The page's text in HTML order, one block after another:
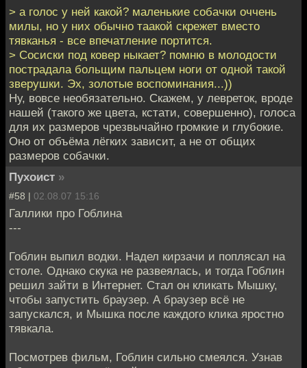
> а голос у ней какой? маленькие собачки оччень
милы, но у них обычно таакой скрежет вместо
тявканья - все впечатление портится.
> Сосиски под ковер ныкает? помню в молодости
пострадала больщим пальцем ноги от одной такой
зверушки. Эх, золотые воспоминания...))
Ну, вовсе необязательно. Скажем, у левреток, вроде
нашей (такого же цвета, кстати, совершенно), голоса
для их размеров чрезвычайно громкие и глубокие.
Оно от объёма лёгких зависит, а не от общих
размеров собачки.
Пухоист »
#58 | 02.08.07 15:16
Галлики про Гоблина
---
Гоблин выпил водки. Надел кирзачи и поплясал на
столе. Однако скука не развеялась, и тогда Гоблин
решил зайти в Интернет. Стал он кликать Мышку,
чтобы запустить браузер. А браузер всё не
запускался, и Мышка после каждого клика яростно
тявкала.
Посмотрев фильм, Гоблин сильно смеялся. Узнав